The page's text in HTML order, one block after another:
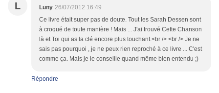
L Luny 26/07/2012 16:49
Ce livre était super pas de doute. Tout les Sarah Dessen sont
à croqué de toute manière ! Mais ... J'ai trouvé Cette Chanson
là et Toi qui as la clé encore plus touchant.<br /> <br /> Je ne
sais pas pourquoi , je ne peux rien reproché à ce livre ... C'est
comme ça. Mais je le conseille quand même bien entendu ;)
Répondre